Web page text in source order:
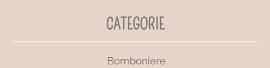
CATEGORIE
Bomboniere